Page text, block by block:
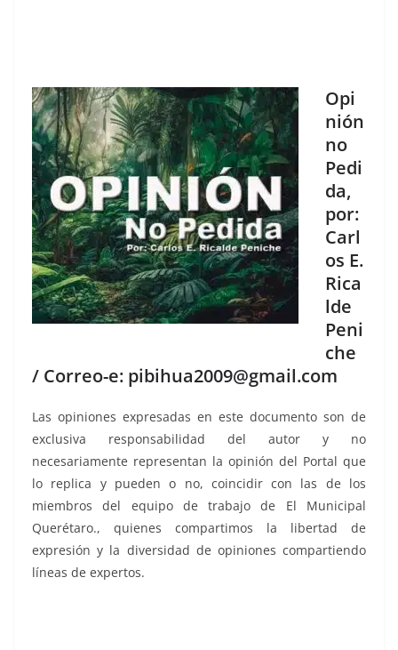
Opi
nión
no
Pedi
da,
por:
Carl
os E.
Rica
lde
Peni
che
/ Correo-e: pibihua2009@gmail.com
Las opiniones expresadas en este documento son de
exclusiva responsabilidad del autor y no
necesariamente representan la opinión del Portal que
lo replica y pueden o no, coincidir con las de los
miembros del equipo de trabajo de El Municipal
Querétaro., quienes compartimos la libertad de
expresión y la diversidad de opiniones compartiendo
líneas de expertos.